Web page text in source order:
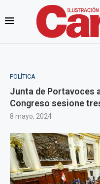
POLÍTICA
Junta de Portavoces
Congreso sesione
8 mayo, 2024